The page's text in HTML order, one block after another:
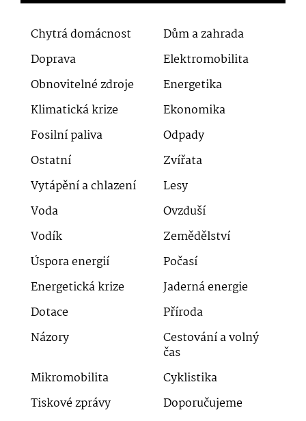
Chytrá domácnost
Dům a zahrada
Doprava
Elektromobilita
Obnovitelné zdroje
Energetika
Klimatická krize
Ekonomika
Fosilní paliva
Odpady
Ostatní
Zvířata
Vytápění a chlazení
Lesy
Voda
Ovzduší
Vodík
Zemědělství
Úspora energií
Počasí
Energetická krize
Jaderná energie
Dotace
Příroda
Názory
Cestování a volný
čas
Mikromobilita
Cyklistika
Tiskové zprávy
Doporučujeme